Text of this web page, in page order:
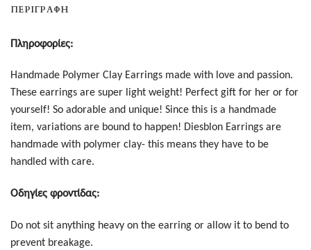
ΠΕΡΙΓΡΑΦΉ
Πληροφορίες:
Handmade Polymer Clay Earrings made with love and passion.
These earrings are super light weight! Perfect gift for her or for
yourself! So adorable and unique! Since this is a handmade
item, variations are bound to happen! Diesblon Earrings are
handmade with polymer clay- this means they have to be
handled with care.
Οδηγίες φροντίδας:
Do not sit anything heavy on the earring or allow it to bend to
prevent breakage.